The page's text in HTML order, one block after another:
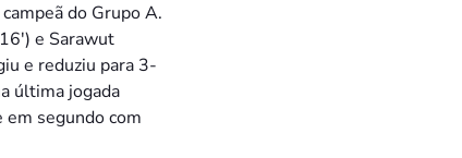
do Grupo A.
e Sarawut
e reduziu para 3-
última jogada
segundo com